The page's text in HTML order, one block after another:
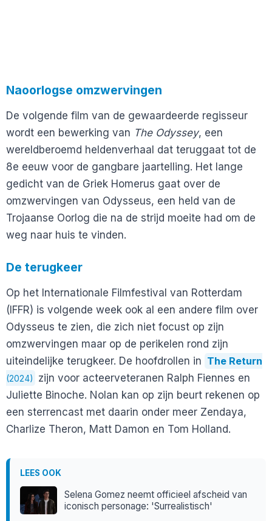
Naoorlogse omzwervingen
De volgende film van de gewaardeerde regisseur
wordt een bewerking van The Odyssey, een
wereldberoemd heldenverhaal dat teruggaat tot de
8e eeuw voor de gangbare jaartelling. Het lange
gedicht van de Griek Homerus gaat over de
omzwervingen van Odysseus, een held van de
Trojaanse Oorlog die na de strijd moeite had om de
weg naar huis te vinden.
De terugkeer
Op het Internationale Filmfestival van Rotterdam
(IFFR) is volgende week ook al een andere film over
Odysseus te zien, die zich niet focust op zijn
omzwervingen maar op de perikelen rond zijn
uiteindelijke terugkeer. De hoofdrollen in The Return
(2024)
zijn voor acteerveteranen Ralph Fiennes en
Juliette Binoche. Nolan kan op zijn beurt rekenen op
een sterrencast met daarin onder meer Zendaya,
Charlize Theron, Matt Damon en Tom Holland.
LEES OOK
Selena Gomez neemt officieel afscheid van
iconisch personage: 'Surrealistisch'